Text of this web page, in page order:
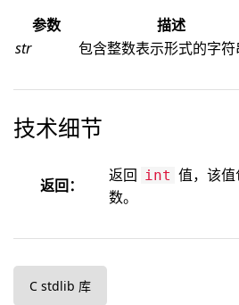
参数
描述
str
包含整数表示形式的字符
技术细节
返回：
返回 int 值，该
数。
C stdlib 库